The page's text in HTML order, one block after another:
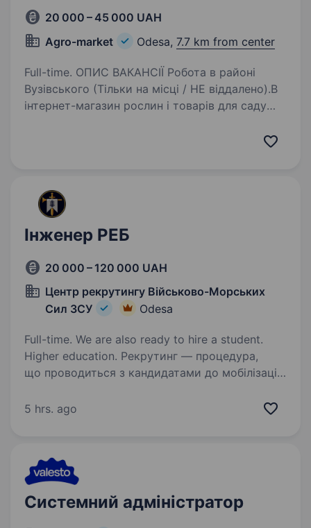
20 000 – 45 000 UAH
Agro-market
Odesa, 7.7 km from center
Full-time. ОПИС ВАКАНСІЇ Робота в районі
Вузівського (Тільки на місці / НЕ віддалено).В
інтернет-магазин рослин і товарів для саду
Інженер РЕБ
20 000 – 120 000 UAH
Центр рекрутингу Військово-Морських
Сил ЗСУ
Odesa
Full-time. We are also ready to hire a student.
Higher education. Рекрутинг — процедура,
що проводиться з кандидатами до мобілізації!
можливість обрати місце служби та отримати
5 hrs. ago
Системний адміністратор